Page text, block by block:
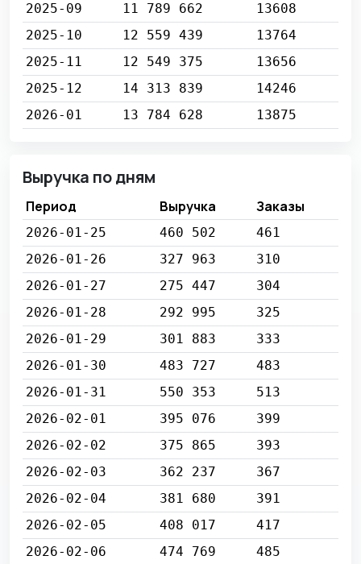
2025-09
11 789 662
13608
2025-10
12 559 439
13764
2025-11
12 549 375
13656
2025-12
14 313 839
14246
2026-01
13 784 628 13875
Выручка по дням
Период Выручка Заказы
2026-01-25 460 502
461
2026-01-26
327 963
310
2026-01-27
275 447
304
2026-01-28
292 995
325
2026-01-29
301 883
333
2026-01-30
483 727
483
2026-01-31
550 353
513
2026-02-01
395 076
399
2026-02-02
375 865
393
2026-02-03
362 237
367
2026-02-04
381 680
391
2026-02-05
408 017
417
2026-02-06
474 769
485